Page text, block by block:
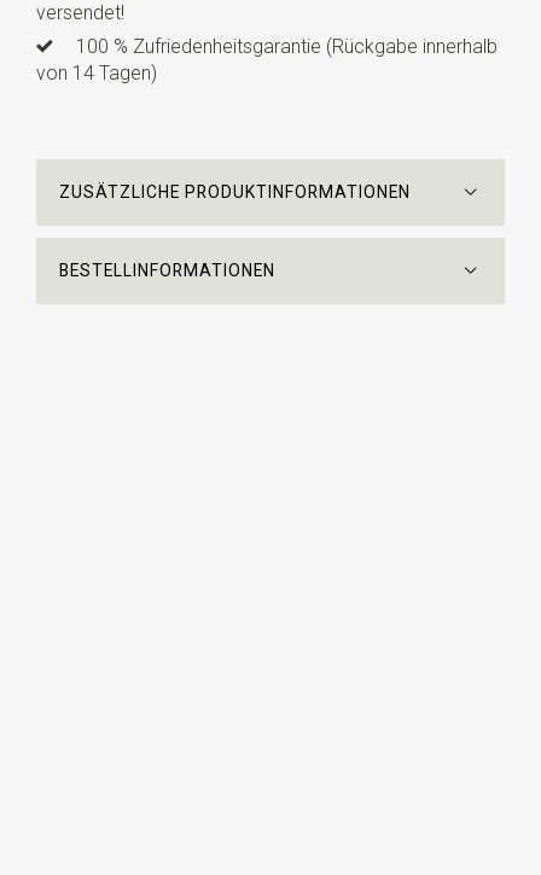
versendet!
100 % Zufriedenheitsgarantie (Rückgabe innerhalb
von 14 Tagen)
ZUSÄTZLICHE PRODUKTINFORMATIONEN
BESTELLINFORMATIONEN